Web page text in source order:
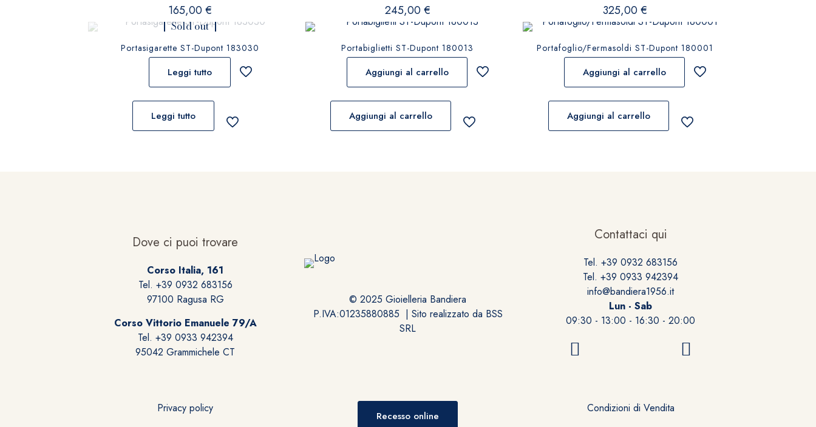
165,00€
Sold out
Portasigarette ST-Dupont 183030
Leggi tutto
Leggi tutto
245,00€
Portabiglietti ST-Dupont 180013
Aggiungi al carrello
Aggiungi al carrello
325,00€
Portafoglio/Fermasoldi ST-Dupont 180001
Aggiungi al carrello
Aggiungi al carrello
Dove ci puoi trovare
Corso Italia, 161
Tel. +39 0932 683156
97100 Ragusa RG
Corso Vittorio Emanuele 79/A
Tel. +39 0933 942394
95042 Grammichele CT
© 2025 Gioielleria Bandiera
P.IVA:01235880885 | Sito realizzato da BSS
SRL
Contattaci qui
Tel. +39 0932 683156
Tel. +39 0933 942394
info@bandiera1956.it
Lun - Sab
09:30 - 13:00 - 16:30 - 20:00
Privacy policy
Recesso online
Condizioni di Vendita